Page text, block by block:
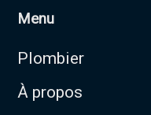
Menu
Plombier
À propos